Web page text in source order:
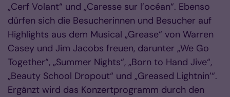
„Cerf Volant“ und „Caresse sur l’océan“. Ebenso
dürfen sich die Besucherinnen und Besucher auf
Highlights aus dem Musical „Grease“ von Warren
Casey und Jim Jacobs freuen, darunter „We Go
Together“, „Summer Nights“, „Born to Hand Jive“,
„Beauty School Dropout“ und „Greased Lightnin’“.
Ergänzt wird das Konzertprogramm durch den